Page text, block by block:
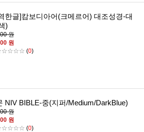
한글]캄보디아어(크메르어) 대조성경-대
)
원
원
(0)
NIV BIBLE-중(지퍼/Medium/DarkBlue)
원
원
(0)